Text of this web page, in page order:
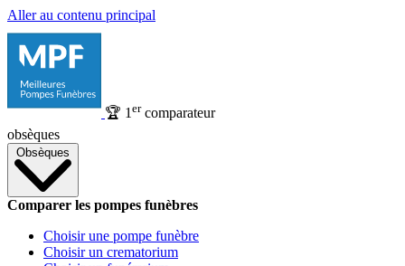
Aller au contenu principal
🏆 1 ercomparateur
obsèques
Obsèques
Comparer les pompes funèbres
Choisir une pompe funèbre
Choisir un crematorium